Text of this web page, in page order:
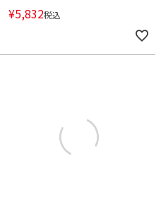
¥5,832税込